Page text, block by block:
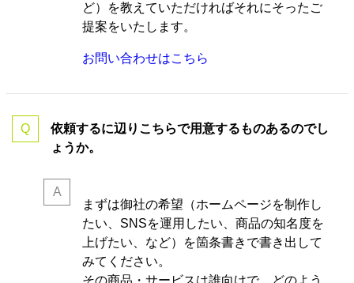
ど）を教えていただければそれにそったご
提案をいたします。
お問い合わせはこちら
依頼するに辺りこちらで用意するものあるのでし
ょうか。
まずは御社の希望（ホームページを制作し
たい、SNSを運用したい、商品の知名度を
上げたい、など）を箇条書きで書き出して
みてください。